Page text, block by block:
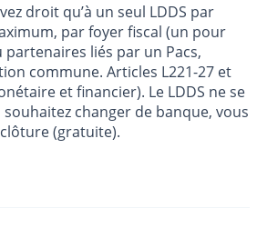
droit qu’à un seul LDDS par
par foyer fiscal (un pour
liés par un Pacs,
commune. Articles L221-27 et
et financier). Le LDDS ne se
changer de banque, vous
(gratuite).